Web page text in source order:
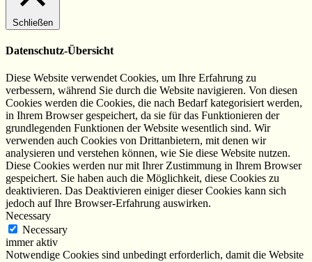
Schließen
Datenschutz-Übersicht
Diese Website verwendet Cookies, um Ihre Erfahrung zu
verbessern, während Sie durch die Website navigieren. Von diesen
Cookies werden die Cookies, die nach Bedarf kategorisiert werden,
in Ihrem Browser gespeichert, da sie für das Funktionieren der
grundlegenden Funktionen der Website wesentlich sind. Wir
verwenden auch Cookies von Drittanbietern, mit denen wir
analysieren und verstehen können, wie Sie diese Website nutzen.
Diese Cookies werden nur mit Ihrer Zustimmung in Ihrem Browser
gespeichert. Sie haben auch die Möglichkeit, diese Cookies zu
deaktivieren. Das Deaktivieren einiger dieser Cookies kann sich
jedoch auf Ihre Browser-Erfahrung auswirken.
Necessary
Necessary
immer aktiv
Notwendige Cookies sind unbedingt erforderlich, damit die Website